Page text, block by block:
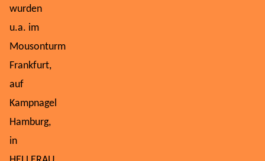
wurden
u.a. im
Mousonturm
Frankfurt,
auf
Kampnagel
Hamburg,
in